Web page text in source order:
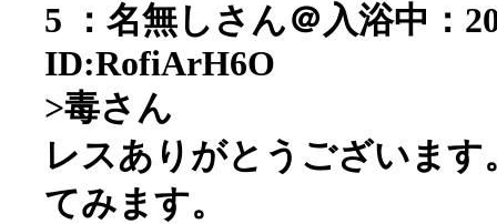
5 ：名無しさん＠入浴中：
ID:RofiArH6O
>毒さん
レスありがとうございま
てみます。